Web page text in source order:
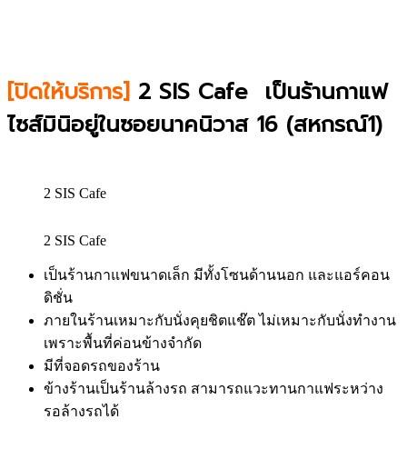
[ปิดให้บริการ] 2 SIS Cafe เป็นร้านกาแฟ
ไซส์มินิอยู่ในซอยนาคนิวาส 16 (สหกรณ์1)
2 SIS Cafe
2 SIS Cafe
เป็นร้านกาแฟขนาดเล็ก มีทั้งโซนด้านนอก และแอร์คอน
ดิชั่น
ภายในร้านเหมาะกับนั่งคุยชิตแช๊ต ไม่เหมาะกับนั่งทำงาน
เพราะพื้นที่ค่อนข้างจำกัด
มีที่จอดรถของร้าน
ข้างร้านเป็นร้านล้างรถ สามารถแวะทานกาแฟระหว่าง
รอล้างรถได้